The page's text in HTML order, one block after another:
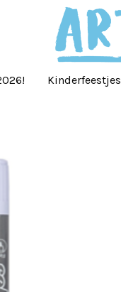
Kinderfeestjes